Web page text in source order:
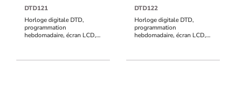
DTD121
Horloge digitale DTD,
programmation
hebdomadaire, écran LCD,
(58 pas), programmation
DTD122
Horloge digitale DTD,
programmation
hebdomadaire, écran LCD,
inverseurs (58 pas),